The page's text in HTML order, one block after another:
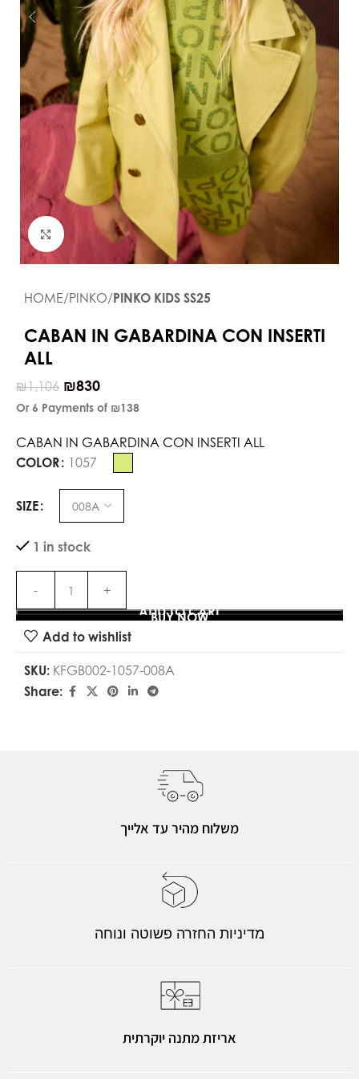
Click to enlarge
HOME PINKO PINKO KIDS SS25
CABAN IN GABARDINA CON INSERTI
ALL
₪1,106 ₪830
Or 6 Payments of ₪138
CABAN IN GABARDINA CON INSERTI ALL
COLOR
1057
SIZE
1 in stock
ADD TO CART
BUY NOW
Add to wishlist
SKU: KFGB002-1057-008A
Share:
משלוח מהיר עד אלייך
מדיניות החזרה פשוטה ונוחה
אריזת מתנה יוקרתית